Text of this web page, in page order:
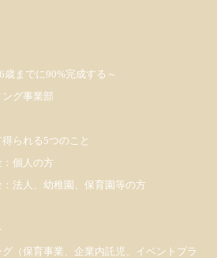
歳までに90%完成する～
グ事業部
られる5つのこと
個人の方
法人、幼稚園、保育園等の方
（保育事業、企業内託児、イベントプラ